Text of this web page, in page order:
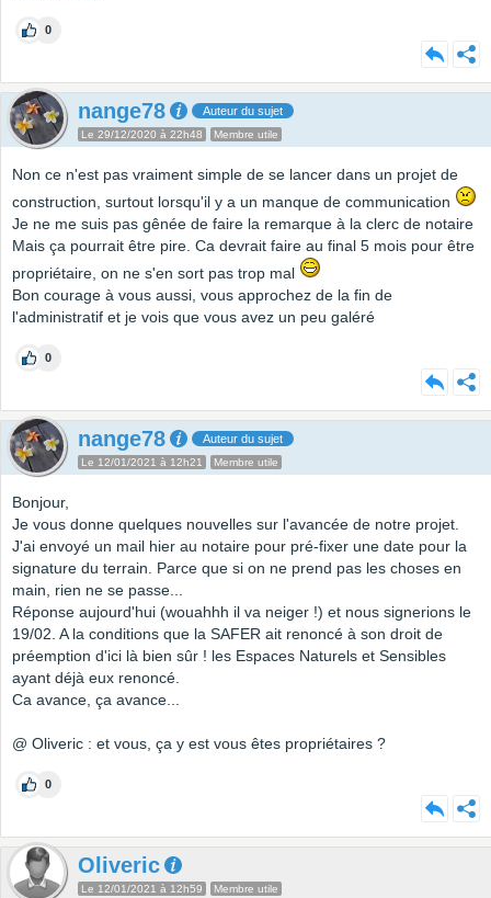
0
nange78 Auteur du sujet
Le 29/12/2020 à 22h48 Membre utile
Non ce n'est pas vraiment simple de se lancer dans un projet de
construction, surtout lorsqu'il y a un manque de communication
Je ne me suis pas gênée de faire la remarque à la clerc de notaire
Mais ça pourrait être pire. Ca devrait faire au final 5 mois pour être
propriétaire, on ne s'en sort pas trop mal
Bon courage à vous aussi, vous approchez de la fin de
l'administratif et je vois que vous avez un peu galéré
0
nange78 Auteur du sujet
Le 12/01/2021 à 12h21 Membre utile
Bonjour,
Je vous donne quelques nouvelles sur l'avancée de notre projet.
J'ai envoyé un mail hier au notaire pour pré-fixer une date pour la
signature du terrain. Parce que si on ne prend pas les choses en
main, rien ne se passe...
Réponse aujourd'hui (wouahhh il va neiger !) et nous signerions le
19/02. A la conditions que la SAFER ait renoncé à son droit de
préemption d'ici là bien sûr ! les Espaces Naturels et Sensibles
ayant déjà eux renoncé.
Ca avance, ça avance...
@ Oliveric : et vous, ça y est vous êtes propriétaires ?
0
Oliveric
Le 12/01/2021 à 12h59 Membre utile